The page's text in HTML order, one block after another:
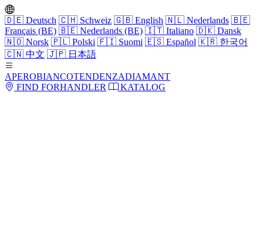
🇩🇪 Deutsch 🇨🇭 Schweiz 🇬🇧 English 🇳🇱 Nederlands 🇧🇪
Français (BE) 🇧🇪 Nederlands (BE) 🇮🇹 Italiano 🇩🇰 Dansk
🇳🇴 Norsk 🇵🇱 Polski 🇫🇮 Suomi 🇪🇸 Español 🇰🇷 한국어
🇨🇳 中文 🇯🇵 日本語
APEROBIANCOTENDENZADIAMANT
FIND FORHANDLER
KATALOG